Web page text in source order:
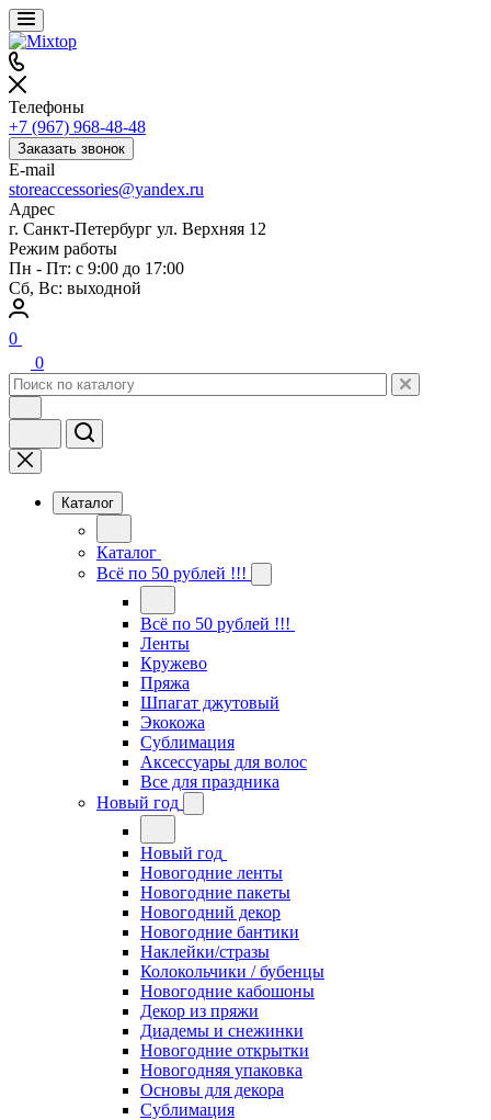
Телефоны
+7 (967) 968-48-48
Заказать звонок
E-mail
storeaccessories@yandex.ru
Адрес
г. Санкт-Петербург ул. Верхняя 12
Режим работы
Пн - Пт: с 9:00 до 17:00
Сб, Вс: выходной
0
0
Каталог
Каталог
Всё по 50 рублей !!!
Всё по 50 рублей !!!
Ленты
Кружево
Пряжа
Шпагат джутовый
Экокожа
Сублимация
Аксессуары для волос
Все для праздника
Новый год
Новый год
Новогодние ленты
Новогодние пакеты
Новогодний декор
Новогодние бантики
Наклейки/стразы
Колокольчики / бубенцы
Новогодние кабошоны
Декор из пряжи
Диадемы и снежинки
Новогодние открытки
Новогодняя упаковка
Основы для декора
Сублимация